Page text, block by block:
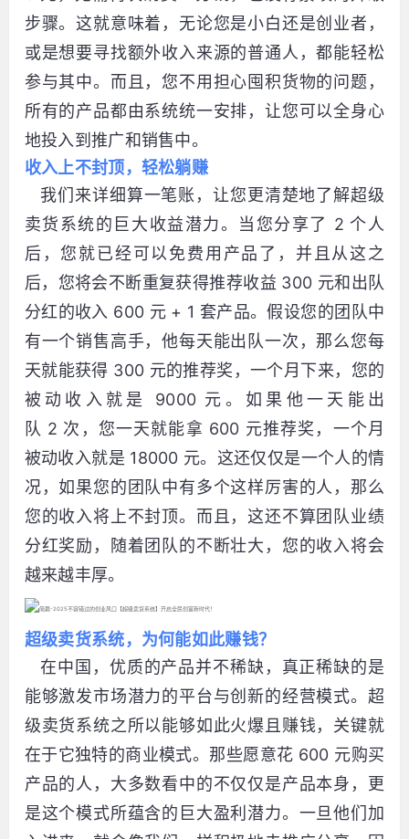
步骤。这就意味着，无论您是小白还是创业者，
或是想要寻找额外收入来源的普通人，都能轻松
参与其中。而且，您不用担心囤积货物的问题，
所有的产品都由系统统一安排，让您可以全身心
地投入到推广和销售中。
收入上不封顶，轻松躺赚
我们来详细算一笔账，让您更清楚地了解超级
卖货系统的巨大收益潜力。当您分享了 2 个人
后，您就已经可以免费用产品了，并且从这之
后，您将会不断重复获得推荐收益 300 元和出队
分红的收入 600 元 + 1 套产品。假设您的团队中
有一个销售高手，他每天能出队一次，那么您每
天就能获得 300 元的推荐奖，一个月下来，您的
被动收入就是 9000 元。如果他一天能出
队 2 次，您一天就能拿 600 元推荐奖，一个月
被动收入就是 18000 元。这还仅仅是一个人的情
况，如果您的团队中有多个这样厉害的人，那么
您的收入将上不封顶。而且，这还不算团队业绩
分红奖励，随着团队的不断壮大，您的收入将会
越来越丰厚。
超级卖货系统，为何能如此赚钱？
在中国，优质的产品并不稀缺，真正稀缺的是
能够激发市场潜力的平台与创新的经营模式。超
级卖货系统之所以能够如此火爆且赚钱，关键就
在于它独特的商业模式。那些愿意花 600 元购买
产品的人，大多数看中的不仅仅是产品本身，更
是这个模式所蕴含的巨大盈利潜力。一旦他们加